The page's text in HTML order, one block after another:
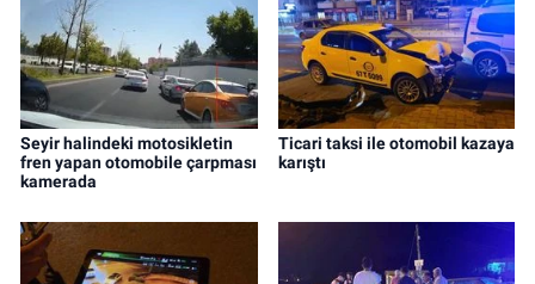
Seyir halindeki motosikletin
fren yapan otomobile çarpması
kamerada
Ticari taksi ile otomobil kazaya
karıştı